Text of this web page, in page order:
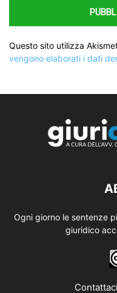
Questo sito utilizza
vengono elaborati i dati
Ogni giorno le sentenze
giuridico